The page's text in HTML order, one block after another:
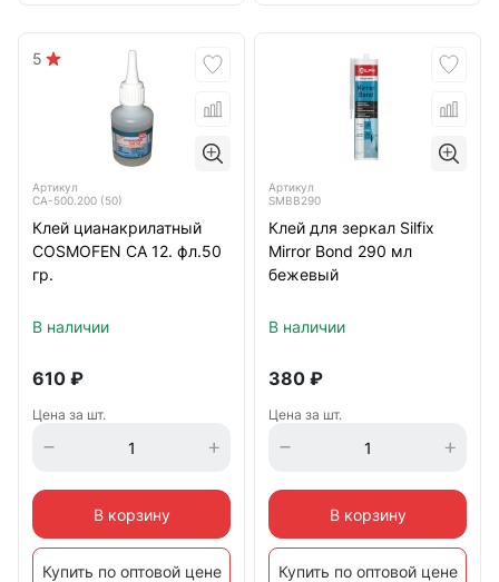
5
Артикул
СА-500.200 (50)
Клей цианакрилатный
COSMOFEN CA 12. фл.50
гр.
В наличии
610 ₽
Цена за шт.
В корзину
Купить по оптовой цене
Артикул
SMBB290
Клей для зеркал Silfix
Mirror Bond 290 мл
бежевый
В наличии
380 ₽
Цена за шт.
В корзину
Купить по оптовой цене